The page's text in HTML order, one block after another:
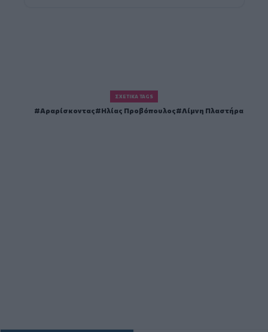
ΣΧΕΤΙΚΆ TAGS
Αραρίσκοντας Ηλίας Προβόπουλος Λίμνη Πλαστήρα